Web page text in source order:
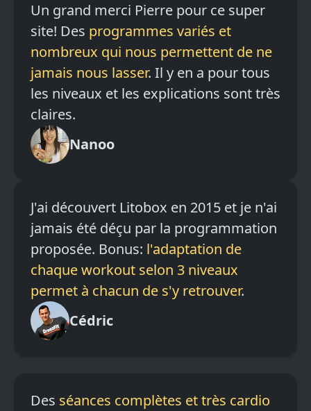
Un grand merci Pierre pour ce super
site! Des programmes variés et
nombreux qui nous permettent de ne
jamais nous lasser. Il y en a pour tous
les niveaux et les explications sont très
claires.
Nanoo
J'ai découvert Litobox en 2015 et je n'ai
jamais été déçu par la programmation
proposée. Bonus: l'adaptation de
chaque workout selon 3 niveaux
permet à chacun de s'y retrouver.
Cédric
Des séances complètes et très cardio